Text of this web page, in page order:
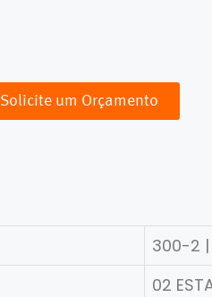
Solicite um Orçamento
300-2
02